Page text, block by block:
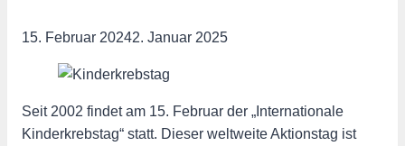
15. Februar 20242. Januar 2025
Seit 2002 findet am 15. Februar der „Internationale
Kinderkrebstag“ statt. Dieser weltweite Aktionstag ist